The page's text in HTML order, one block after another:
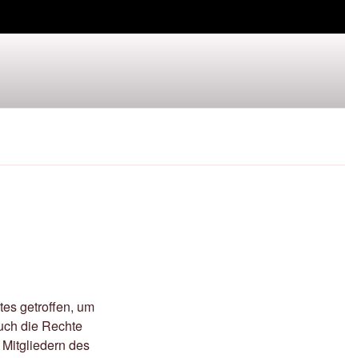
getroffen, um
die Rechte
des